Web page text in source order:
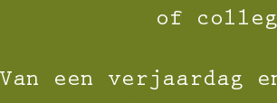
of
Van een verjaardag